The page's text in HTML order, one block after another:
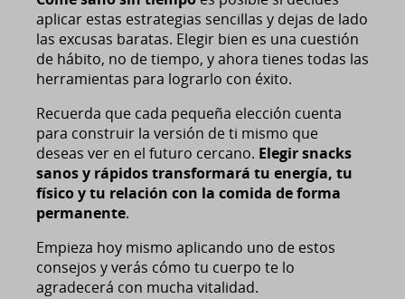
aplicar estas estrategias sencillas y dejas de lado
las excusas baratas. Elegir bien es una cuestión
de hábito, no de tiempo, y ahora tienes todas las
herramientas para lograrlo con éxito.
Recuerda que cada pequeña elección cuenta
para construir la versión de ti mismo que
deseas ver en el futuro cercano. Elegir snacks
sanos y rápidos transformará tu energía, tu
físico y tu relación con la comida de forma
permanente.
Empieza hoy mismo aplicando uno de estos
consejos y verás cómo tu cuerpo te lo
agradecerá con mucha vitalidad.